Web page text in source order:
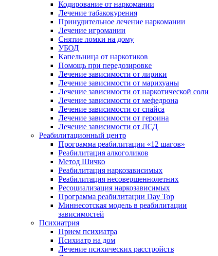
Кодирование от наркомании
Лечение табакокурения
Принудительное лечение наркомании
Лечение игромании
Снятие ломки на дому
УБОД
Капельница от наркотиков
Помощь при передозировке
Лечение зависимости от лирики
Лечение зависимости от марихуаны
Лечение зависимости от наркотической соли
Лечение зависимости от мефедрона
Лечение зависимости от спайса
Лечение зависимости от героина
Лечение зависимости от ЛСД
Реабилитационный центр
Программа реабилитации «12 шагов»
Реабилитация алкоголиков
Метод Шичко
Реабилитация наркозависимых
Реабилитация несовершеннолетних
Ресоциализация наркозависимых
Программа реабилитации Day Top
Миннесотская модель в реабилитации
зависимостей
Психиатрия
Прием психиатра
Психиатр на дом
Лечение психических расстройств